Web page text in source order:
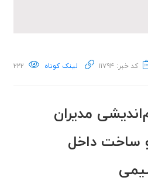
کد خبر: ۱۱۷۹۴ لینک کوتاه ۲۲۲
مدیران
ساخت داخل